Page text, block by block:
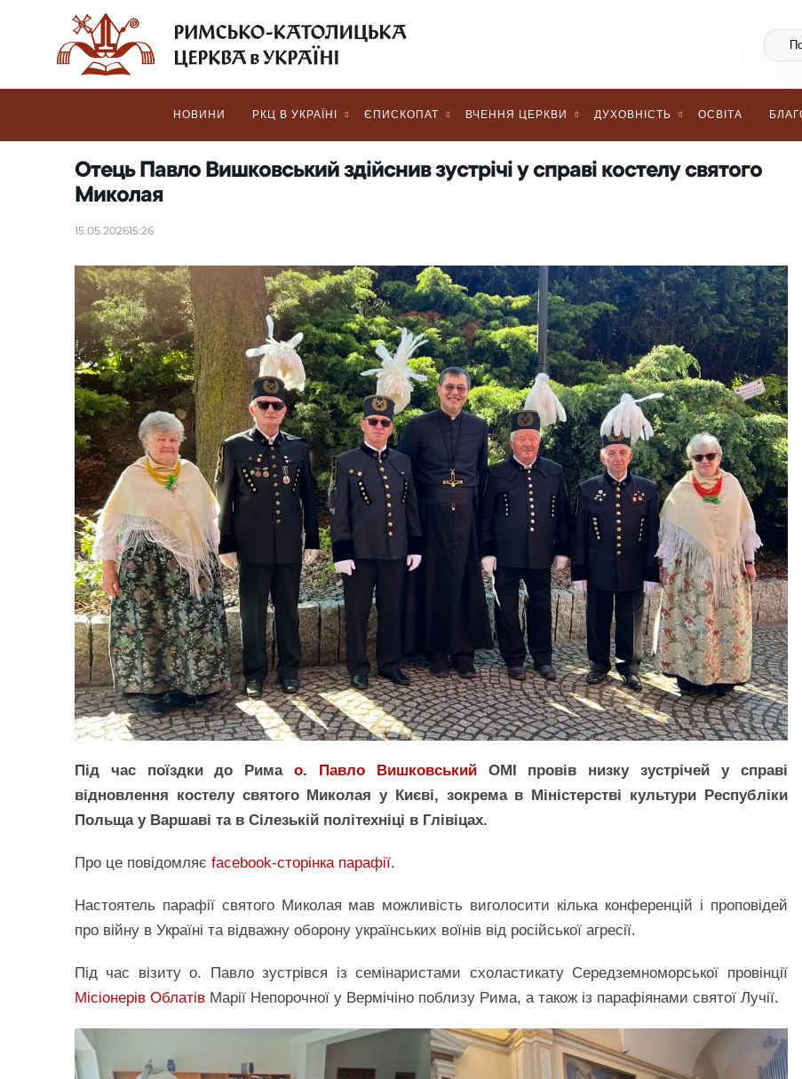
НОВИНИ РКЦ В УКРАЇНІ ЄПИСКОПАТ ВЧЕННЯ ЦЕРКВИ ДУХОВНІСТЬ ОСВІТА
Отець Павло Вишковський здійснив зустрічі у справі костелу святого
Миколая
15.05.202615:26
Під час поїздки до Римао. Павло ВишковськийОМІ провів низку зустрічей у справі
відновлення костелу святого Миколая у Києві, зокрема в Міністерстві культури Республіки
Польща у Варшаві та в Сілезькій політехніці в Глівіцах.
Про це повідомляє facebook-сторінка парафії.
Настоятель парафії святого Миколая мав можливість виголосити кілька конференцій і проповідей
про війну в Україні та відважну оборону українських воїнів від російської агресії.
Під час візиту о. Павло зустрівся із семінаристами схоластикату Середземноморської провінції
Місіонерів Облатів Марії Непорочної у Вермічіно поблизу Рима, а також із парафіянами святої Лучії.